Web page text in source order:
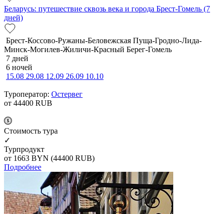
Беларусь: путешествие сквозь века и города Брест-Гомель (7
дней)
Брест-Коссово-Ружаны-Беловежская Пуща-Гродно-Лида-
Минск-Могилев-Жиличи-Красный Берег-Гомель
7 дней
6 ночей
15.08 29.08 12.09 26.09 10.10
Туроператор: Остервег
от 44400 RUB
Cтоимость тура
✓
Турпродукт
от 1663 BYN (44400 RUB)
Подробнее